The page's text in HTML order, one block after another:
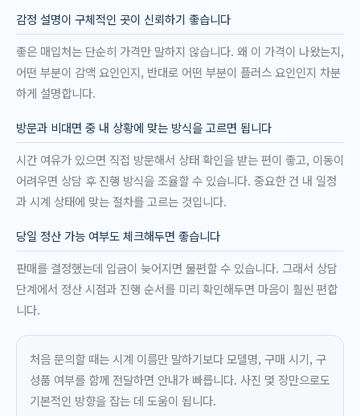
감정 설명이 구체적인 곳이 신뢰하기 좋습니다
좋은 매입처는 단순히 가격만 말하지 않습니다. 왜 이 가격이 나왔는지,
어떤 부분이 감액 요인인지, 반대로 어떤 부분이 플러스 요인인지 차분
하게 설명합니다.
방문과 비대면 중 내 상황에 맞는 방식을 고르면 됩니다
시간 여유가 있으면 직접 방문해서 상태 확인을 받는 편이 좋고, 이동이
어려우면 상담 후 진행 방식을 조율할 수 있습니다. 중요한 건 내 일정
과 시계 상태에 맞는 절차를 고르는 것입니다.
당일 정산 가능 여부도 체크해두면 좋습니다
판매를 결정했는데 입금이 늦어지면 불편할 수 있습니다. 그래서 상담
단계에서 정산 시점과 진행 순서를 미리 확인해두면 마음이 훨씬 편합
니다.
처음 문의할 때는 시계 이름만 말하기보다 모델명, 구매 시기, 구
성품 여부를 함께 전달하면 안내가 빠릅니다. 사진 몇 장만으로도
기본적인 방향을 잡는 데 도움이 됩니다.